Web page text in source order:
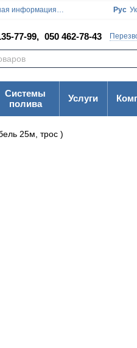
информация Рус
77-99, 050 462-78-43
Системы
полива
Услуги